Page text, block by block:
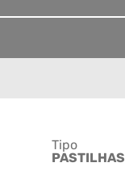
Tipo
PASTILHAS